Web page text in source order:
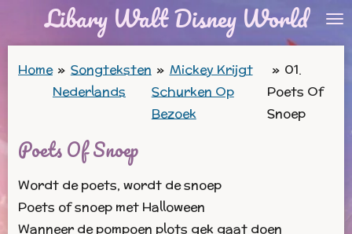
Libary Walt Disney World
Home » Songteksten
Nederlands
» Mickey Krijgt
Schurken Op
Bezoek
» 01.
Poets Of
Snoep
Poets Of Snoep
Wordt de poets, wordt de snoep
Poets of snoep met Halloween
Wanneer de pompoen plots gek gaat doen